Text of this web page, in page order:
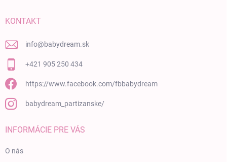
KONTAKT
info@babydream.sk
+421 905 250 434
https://www.facebook.com/fbbabydream
babydream_partizanske/
INFORMÁCIE PRE VÁS
O nás